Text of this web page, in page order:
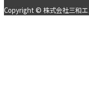
Copyright © 株式会社三和